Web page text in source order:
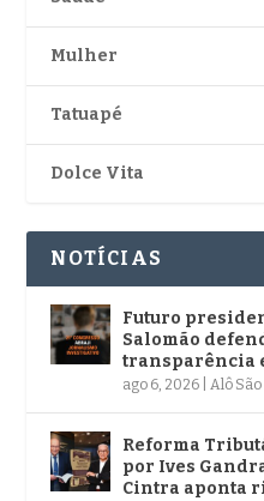
Mulher
Tatuapé
Dolce Vita
NOTÍCIAS
Futuro
Salomão
transparência
ago 6, 2026 |Alô São
Reforma
por Ives
Cintra aponta